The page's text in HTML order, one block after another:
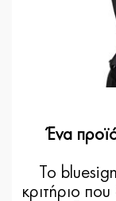
Ένα
Το
κριτήριο